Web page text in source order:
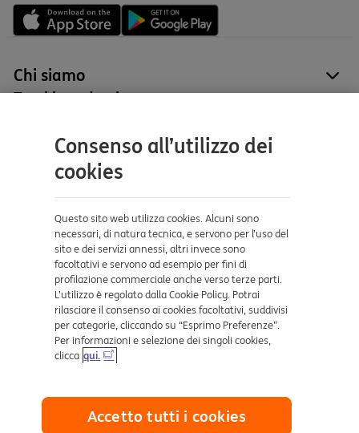
Chi siamo
Tutti i prodotti
Aiuto e supporto
Dove ci trovi
Certificazioni
Collegamenti utili
Mappa del sito
Consenso all’utilizzo dei
cookies
Questo sito web utilizza cookies. Alcuni sono
necessari, di natura tecnica, e servono per l’uso del
sito e dei servizi annessi, altri invece sono
facoltativi e servono ad esempio per fini di
profilazione commerciale anche verso terze parti.
L’utilizzo è regolato dalla Cookie Policy. Potrai
rilasciare il consenso ai cookies facoltativi, suddivisi
per categorie, cliccando su “Esprimo Preferenze”.
Per informazioni e selezione dei singoli cookies,
clicca qui.
Accetto tutti i cookies